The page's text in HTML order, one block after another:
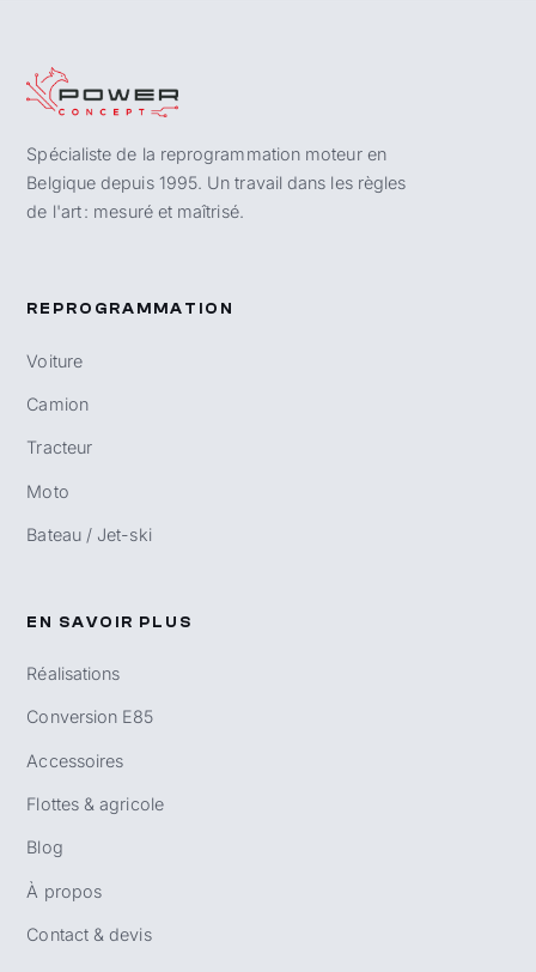
Spécialiste de la reprogrammation moteur en
Belgique depuis 1995. Un travail dans les règles
de l'art : mesuré et maîtrisé.
REPROGRAMMATION
Voiture
Camion
Tracteur
Moto
Bateau / Jet-ski
EN SAVOIR PLUS
Réalisations
Conversion E85
Accessoires
Flottes & agricole
Blog
À propos
Contact & devis